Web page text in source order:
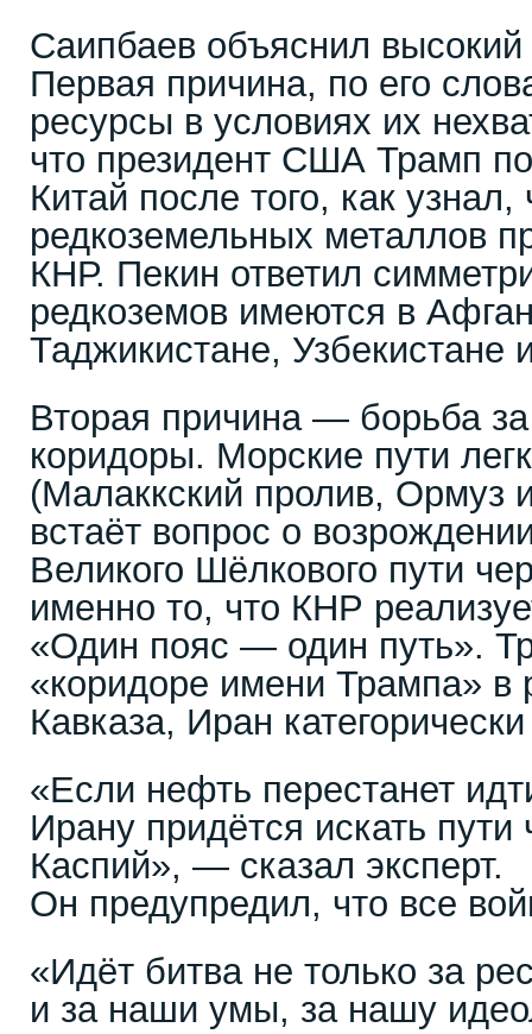
Саипбаев объяснил высокий
Первая причина, по его
ресурсы в условиях их
что президент США Трамп
Китай после того, как
редкоземельных металлов
КНР. Пекин ответил
редкоземов имеются в
Таджикистане, Узбекистане
Вторая причина — борьба
коридоры. Морские пути
(Малаккский пролив, Ормуз
встаёт вопрос о
Великого Шёлкового пути
именно то, что КНР
«Один пояс — один путь».
«коридоре имени Трампа»
Кавказа, Иран
«Если нефть перестанет
Ирану придётся искать пути
Каспий», — сказал эксперт.
Он предупредил, что все
«Идёт битва не только за
и за наши умы, за нашу